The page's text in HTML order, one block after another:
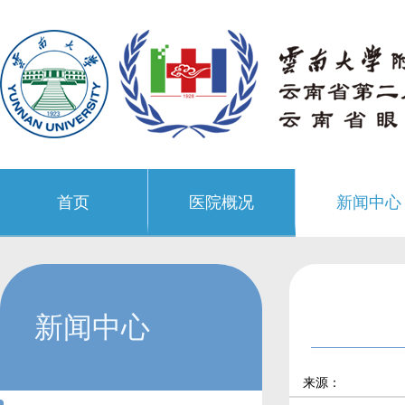
首页 医院概况 新闻中心
新闻中心
来源：